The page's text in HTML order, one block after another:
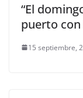
“El
puerto con
15 septiembre,